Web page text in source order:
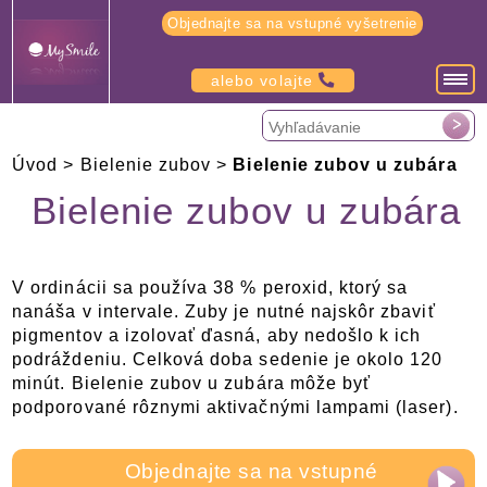
Objednajte sa na vstupné vyšetrenie
alebo volajte
Úvod > Bielenie zubov > Bielenie zubov u zubára
Bielenie zubov u zubára
V ordinácii sa používa 38 % peroxid, ktorý sa
nanáša v intervale. Zuby je nutné najskôr zbaviť
pigmentov a izolovať ďasná, aby nedošlo k ich
podráždeniu. Celková doba sedenie je okolo 120
minút. Bielenie zubov u zubára môže byť
podporované rôznymi aktivačnými lampami (laser).
Objednajte sa na vstupné